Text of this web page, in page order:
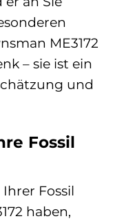
ME3172
– sie ist ein
und
Fossil
Fossil
haben,